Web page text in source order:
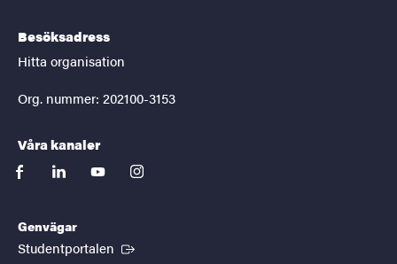
Besöksadress
Hitta organisation
Org. nummer: 202100-3153
Våra kanaler
facebooklinkedinyoutubeinstagram
Genvägar
Studentportalen (Extern länk)